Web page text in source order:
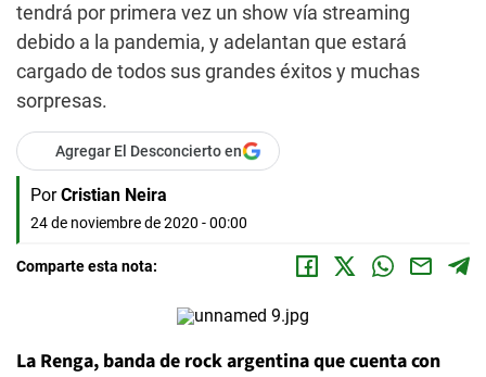
tendrá por primera vez un show vía streaming
debido a la pandemia, y adelantan que estará
cargado de todos sus grandes éxitos y muchas
sorpresas.
Agregar El Desconcierto en
Por Cristian Neira
24 de noviembre de 2020 - 00:00
Comparte esta nota:
La Renga, banda de rock argentina que cuenta con